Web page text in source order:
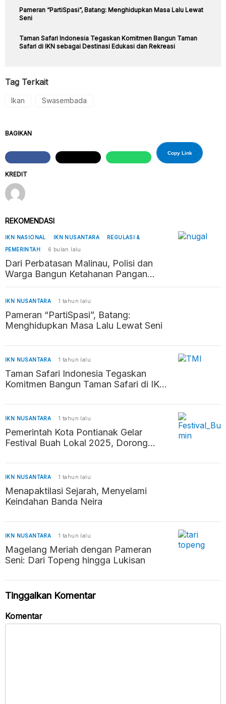
Pameran “PartiSpasi”, Batang: Menghidupkan Masa Lalu Lewat
Seni
Taman Safari Indonesia Tegaskan Komitmen Bangun Taman
Safari di IKN sebagai Destinasi Edukasi dan Rekreasi
Tag Terkait
Ikan Swasembada
KREDIT
BAGIKAN
Copy Link
REKOMENDASI
IKN NASIONAL IKN NUSANTARA
REGULASI &
PEMERINTAH
6 bulan lalu
Dari Perbatasan Malinau, Polisi dan
Warga Bangun Ketahanan Pangan
Penyangga Kaltara–Kaltim
IKN NUSANTARA 1 tahun lalu
Pameran “PartiSpasi”, Batang:
Menghidupkan Masa Lalu Lewat Seni
IKN NUSANTARA 1 tahun lalu
Taman Safari Indonesia Tegaskan
Komitmen Bangun Taman Safari di IKN
IKN NUSANTARA 1 tahun lalu
Pemerintah Kota Pontianak Gelar
Festival Buah Lokal 2025, Dorong
IKN NUSANTARA 1 tahun lalu
Menapaktilasi Sejarah, Menyelami
Keindahan Banda Neira
IKN NUSANTARA 1 tahun lalu
Magelang Meriah dengan Pameran
Seni: Dari Topeng hingga Lukisan
Tinggalkan Komentar
Komentar